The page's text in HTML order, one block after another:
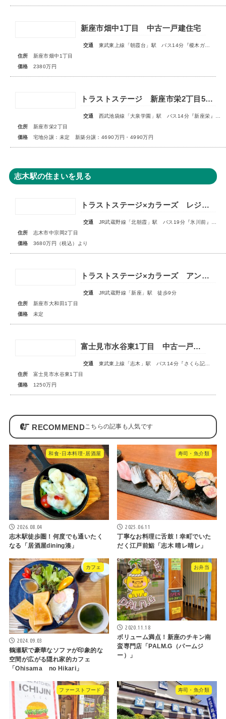
新座市畑中1丁目 中古一戸建住宅
交通
東武東上線「朝霞台」駅 バス14分『榎木ガード』停歩2分
住所
新座市畑中1丁目
価格
2380万円
トラストステージ 新座市栄2丁目5期 全9区画 宅地分譲：◇販売予告◇新築分譲：◆販売開始◆
交通
西武池袋線「大泉学園」駅 バス14分『新座栄』停歩5～6分
住所
新座市栄2丁目
価格
宅地分譲：未定 新築分譲：4690万円・4990万円
志木駅の住まいを見る
トラストステージ×カラーズ レジデンス志木市中宗岡2丁目14期 全3棟◆販売開始◆
交通
JR武蔵野線「北朝霞」駅 バス19分『氷川前』停歩4分
住所
志木市中宗岡2丁目
価格
3680万円（税込）より
トラストステージ×カラーズ アンドプラス新座市大和田1丁目21期 全3棟 ◆販売予告◆
交通
JR武蔵野線「新座」駅 徒歩9分
住所
新座市大和田1丁目
価格
未定
富士見市水谷東1丁目 中古一戸建住宅
交通
東武東上線「志木」駅 バス14分『さくら記念病院前』停歩2分
住所
富士見市水谷東1丁目
価格
1250万円
RECOMMEND
和食･日本料理･居酒屋
2026.08.04
志木駅徒歩圏！何度でも通いたく
なる「居酒屋dining湊」
寿司・魚介類
2025.06.11
丁寧なお料理に舌鼓！幸町でいた
だく江戸前鮨「志木 晴レ晴レ」
カフェ
2024.09.03
鶴瀬駅で豪華なソファが印象的な
空間が広がる隠れ家的カフェ
「Ohisama no Hikari」
お弁当
2020.11.18
ボリューム満点！新座のチキン南
蛮専門店「PALM.G（パームジ
ー）」
ファーストフード 寿司・魚介類